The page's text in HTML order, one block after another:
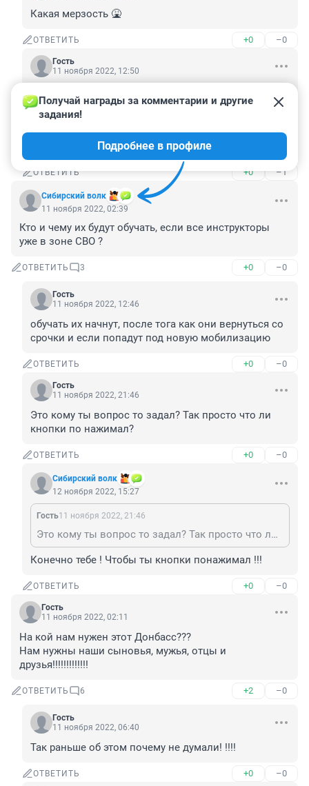
Какая мерзость 🤮
ОТВЕТИТЬ +0 –0
Гость
11 ноября 2022, 12:50
ему повезло больше чем тем кто 2 года потерял и
счас встревает, проверить и выявить откосивших!
и на подготовку! на подготовке всеравно научат за
2 месяца большему
ОТВЕТИТЬ +0 –1
Сибирский волк
Получай награды за комментарии и другие
задания!
Подробнее в профиле
11 ноября 2022, 02:39
Кто и чему их будут обучать, если все инструкторы
уже в зоне СВО ?
ОТВЕТИТЬ 3 +0 –0
Гость
11 ноября 2022, 12:46
обучать их начнут, после тога как они вернуться со
срочки и если попадут под новую мобилизацию
ОТВЕТИТЬ +0 –0
Гость
11 ноября 2022, 21:46
Это кому ты вопрос то задал? Так просто что ли
кнопки по нажимал?
ОТВЕТИТЬ +0 –0
Сибирский волк
12 ноября 2022, 15:27
Гость11 ноября 2022, 21:46
Это кому ты вопрос то задал? Так просто что ли кнопки по нажимал?
Конечно тебе ! Чтобы ты кнопки понажимал !!!
ОТВЕТИТЬ +0 –0
Гость
11 ноября 2022, 02:11
На кой нам нужен этот Донбасс???
Нам нужны наши сыновья, мужья, отцы и
друзья!!!!!!!!!!!!!
ОТВЕТИТЬ 6 +2 –0
Гость
11 ноября 2022, 06:40
Так раньше об этом почему не думали! !!!!
ОТВЕТИТЬ +0 –0